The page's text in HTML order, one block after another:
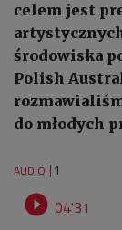
celem jest
środowiska
Polish
do młodych
AUDIO 1
 04'31